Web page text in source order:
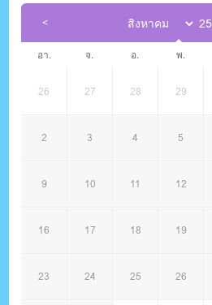
อา. จ. อ. พ.
26 27 28 29
2 3 4 5
9 10 11 12
16 17 18 19
23 24 25 26